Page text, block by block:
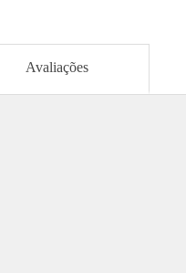
Avaliações